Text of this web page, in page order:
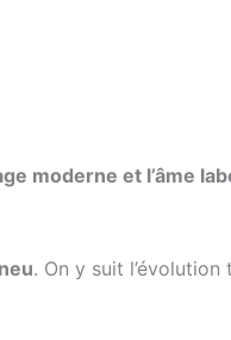
moderne et l’âme
. On y suit